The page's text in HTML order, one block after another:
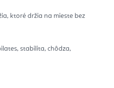
ktoré držia na mieste bez
stabilita, chôdza,